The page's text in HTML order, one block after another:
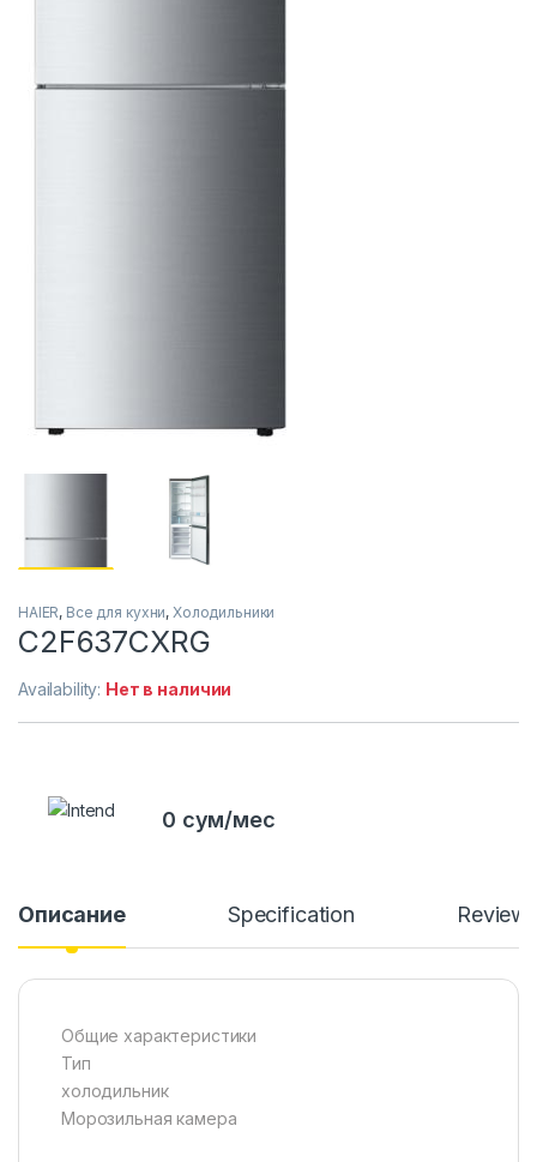
HAIER, Все для кухни, Холодильники
C2F637CXRG
Availability: Нет в наличии
0 сум/мес
Описание Specification
Общие характеристики
Тип
холодильник
Морозильная камера